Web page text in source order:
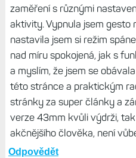
zaměření s různými
aktivity. Vypnula jsem gesto
nastavila jsem si režim
nad míru spokojená, jak s
a myslím, že jsem se
této stránce a praktickým
stránky za super články a
verze 43mm kvůli výdrži,
akčnějšího člověka, není
Odpovědět